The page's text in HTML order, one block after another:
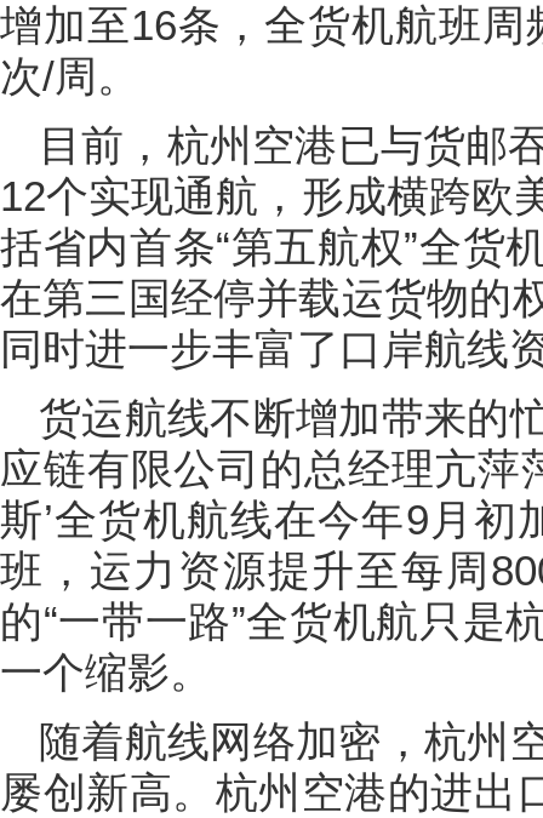
增加至16条，全货机航班
次/周。
目前，杭州空港已与货邮
12个实现通航，形成横跨欧
括省内首条“第五航权”全货
在第三国经停并载运货物的
同时进一步丰富了口岸航线
货运航线不断增加带来的
应链有限公司的总经理亢萍
斯’全货机航线在今年9月
班，运力资源提升至每周
的“一带一路”全货机航只是
一个缩影。
随着航线网络加密，杭州
屡创新高。杭州空港的进出